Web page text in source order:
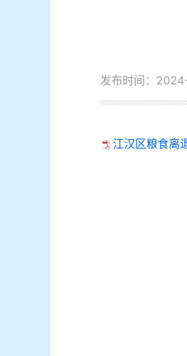
发布时间：
江汉区粮食离